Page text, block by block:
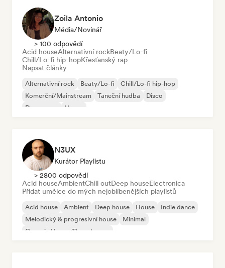
Zoila Antonio
Média/novinář
> 100 odpovědí
Acid houseAlternativní rockBeaty/Lo-fi
Chill/Lo-fi hip-hopKřesťanský rap
Napsat články
Alternativní rock Beaty/Lo-fi
Chill/Lo-fi hip-hop
Komerční/Mainstream
Taneční hudba
Disco
Dream pop
House
N3UX
Kurátor Playlistu
> 2800 odpovědí
Acid houseAmbientChill outDeep houseElectronica
Přidat umělce do mých nejoblíbenějších playlistů
Acid house Ambient Deep house House
Indie dance
Melodický & progresivní house
Minimal
Organic House/Downtempo